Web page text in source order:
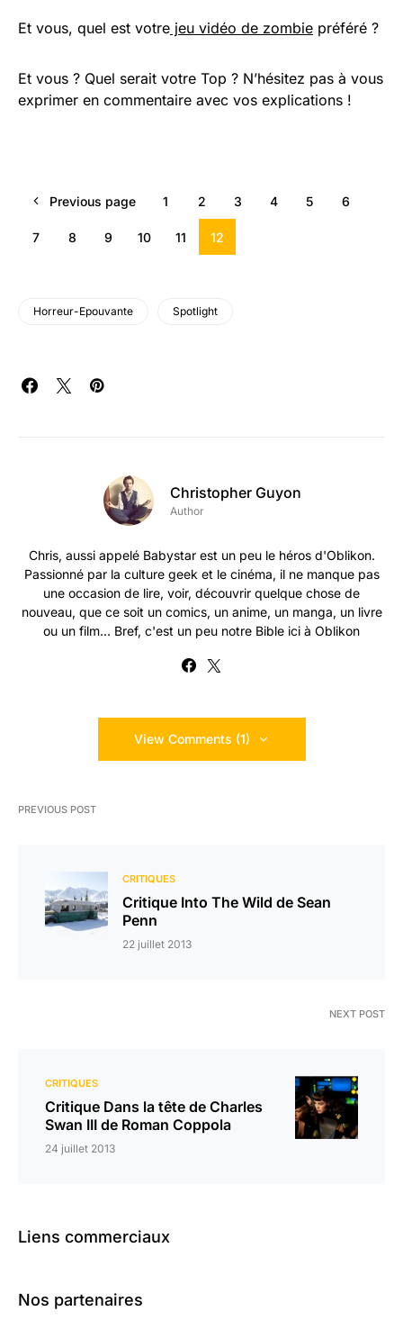
Et vous, quel est votre jeu vidéo de zombie préféré ?
Et vous ? Quel serait votre Top ? N’hésitez pas à vous
exprimer en commentaire avec vos explications !
Previous page 1 2 3 4 5 6
7 8 9 10 11 12
Horreur-Epouvante Spotlight
Christopher Guyon
Author
Chris, aussi appelé Babystar est un peu le héros d'Oblikon.
Passionné par la culture geek et le cinéma, il ne manque pas
une occasion de lire, voir, découvrir quelque chose de
nouveau, que ce soit un comics, un anime, un manga, un livre
ou un film... Bref, c'est un peu notre Bible ici à Oblikon
View Comments (1)
PREVIOUS POST
CRITIQUES
Critique Into The Wild de Sean
Penn
22 juillet 2013
NEXT POST
CRITIQUES
Critique Dans la tête de Charles
Swan III de Roman Coppola
24 juillet 2013
Liens commerciaux
Nos partenaires